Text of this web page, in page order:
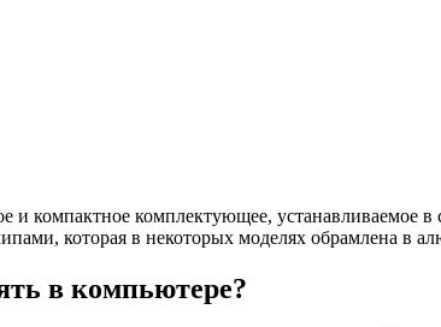
и компактное комплектующее, устанавливаемое
которая в некоторых моделях обрамлена в
в компьютере?